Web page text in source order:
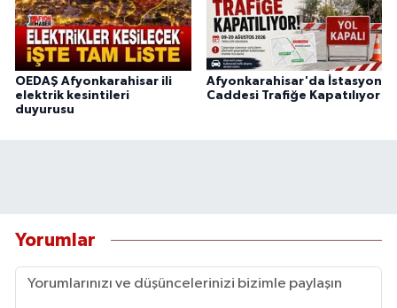
OEDAŞ Afyonkarahisar ili
elektrik kesintileri
duyurusu
Afyonkarahisar'da İstasyon
Caddesi Trafiğe Kapatılıyor
Yorumlar